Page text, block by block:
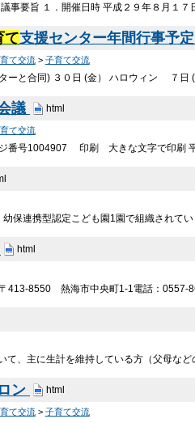
事要旨 １．開催日時 平成２９年８月１
て支援センター年間行事予
て交流> 子育て交流
ーと合同) ３０日 (金） ハロウィン ７日
議 html
て交流
番号1004907 印刷 大きな文字で印刷
幼保連携型認定こども園1園で組織されて
html
413-8550 熱海市中央町1-1電話：
て、主に生計を維持している方（父母な
ン html
て交流> 子育て交流